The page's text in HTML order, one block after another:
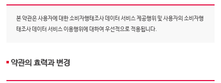
본 약관은 사용자에 대한 소비자행태조사 데이터 서비스 제공행위 및 사용자의 소비자행
태조사 데이터 서비스 이용행위에 대하여 우선적으로 적용됩니다.
약관의 효력과 변경